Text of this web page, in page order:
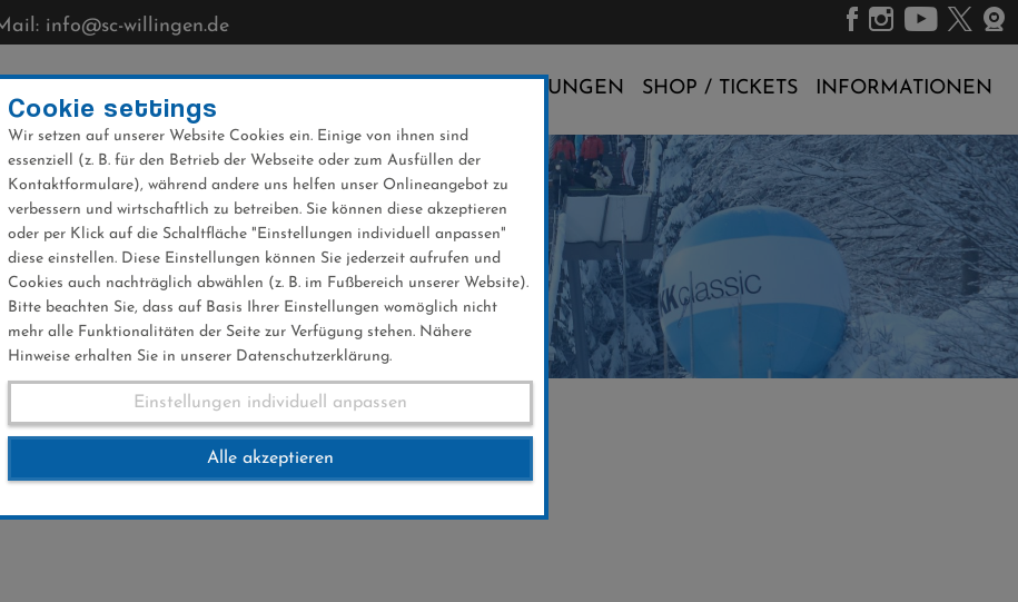
info@sc-willingen.de
CLUB VERANSTALTUNGEN SHOP / TICKETS INFORMATIONEN
Cookie settings
Wir setzen auf unserer Website Cookies ein. Einige von ihnen sind
essenziell (z. B. für den Betrieb der Webseite oder zum Ausfüllen der
Kontaktformulare), während andere uns helfen unser Onlineangebot zu
verbessern und wirtschaftlich zu betreiben. Sie können diese akzeptieren
oder per Klick auf die Schaltfläche "Einstellungen individuell anpassen"
diese einstellen. Diese Einstellungen können Sie jederzeit aufrufen und
Cookies auch nachträglich abwählen (z. B. im Fußbereich unserer Website).
Bitte beachten Sie, dass auf Basis Ihrer Einstellungen womöglich nicht
mehr alle Funktionalitäten der Seite zur Verfügung stehen. Nähere
Hinweise erhalten Sie in unserer Datenschutzerklärung.
Einstellungen individuell anpassen
Alle akzeptieren